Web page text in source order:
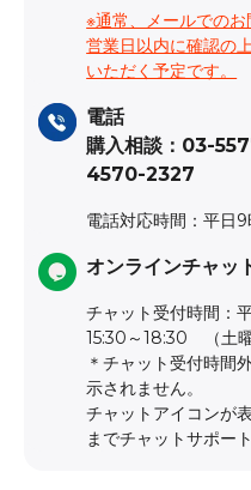
※通常、メールでの
営業日以内に確認の
いただく予定です。
電話
購入相談：03-
4570-2327
電話対応時間：平日
オンラインチャッ
チャット受付時間：
15:30～18:30 （土曜
＊チャット受付時間
示されません。
チャットアイコンが
までチャットサポー